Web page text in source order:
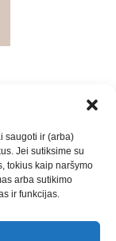
saugoti ir (arba)
Jei sutiksime su
tokius kaip naršymo
arba sutikimo
ir funkcijas.
kūrimas,
News ByAdore